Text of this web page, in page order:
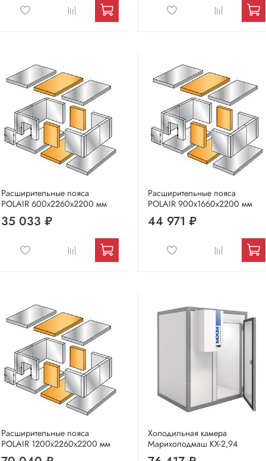
Расширительные пояса
POLAIR 600х2260х2200 мм
35 033 ₽
Расширительные пояса
POLAIR 900х1660х2200 мм
44 971 ₽
Расширительные пояса
POLAIR 1200х2260х2200 мм
Холодильная камера
Марихолодмаш КХ-2,94